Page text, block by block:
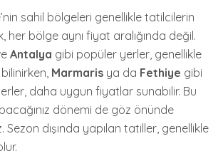
sahil bölgeleri genellikle tatilcilerin
her bölge aynı fiyat aralığında değil.
Antalya gibi popüler yerler, genellikle
Marmaris ya da Fethiye gibi
daha uygun fiyatlar sunabilir. Bu
dönemi de göz önünde
Sezon dışında yapılan tatiller, genellikle